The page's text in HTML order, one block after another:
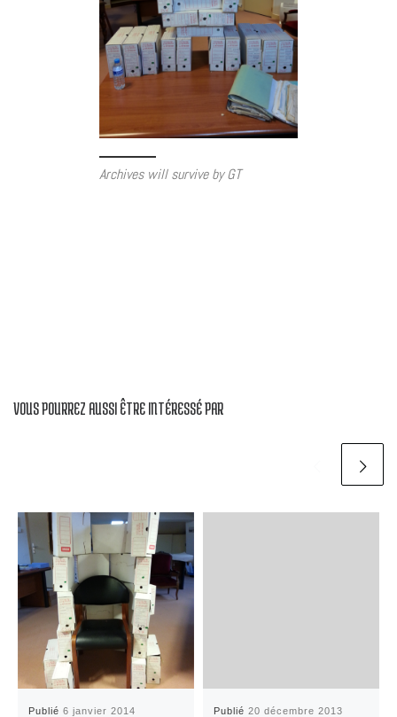
Archives will survive by GT
VOUS POURREZ AUSSI ÊTRE INTÉRESSÉ PAR
Publié6 janvier 2014 Publié20 décembre 2013